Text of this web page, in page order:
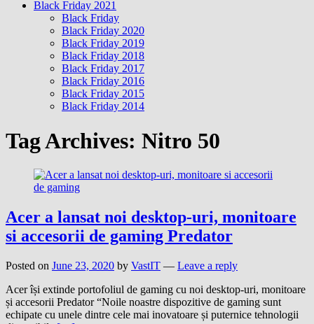
Black Friday 2021
Black Friday
Black Friday 2020
Black Friday 2019
Black Friday 2018
Black Friday 2017
Black Friday 2016
Black Friday 2015
Black Friday 2014
Tag Archives: Nitro 50
Acer a lansat noi desktop-uri, monitoare
si accesorii de gaming Predator
Posted on June 23, 2020 by VastIT — Leave a reply
Acer își extinde portofoliul de gaming cu noi desktop-uri, monitoare
și accesorii Predator “Noile noastre dispozitive de gaming sunt
echipate cu unele dintre cele mai inovatoare și puternice tehnologii